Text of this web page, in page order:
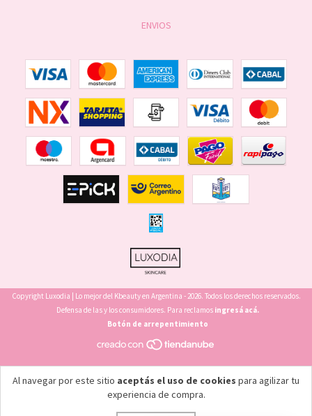
Al navegar por este sitio aceptás el uso de cookies para agilizar tu
experiencia de compra.
ENVIOS
Copyright Luxodia | Lo mejor del Kbeauty en Argentina - 2026. Todos los derechos reservados.
Defensa de las y los consumidores. Para reclamos ingresá acá.
Botón de arrepentimiento